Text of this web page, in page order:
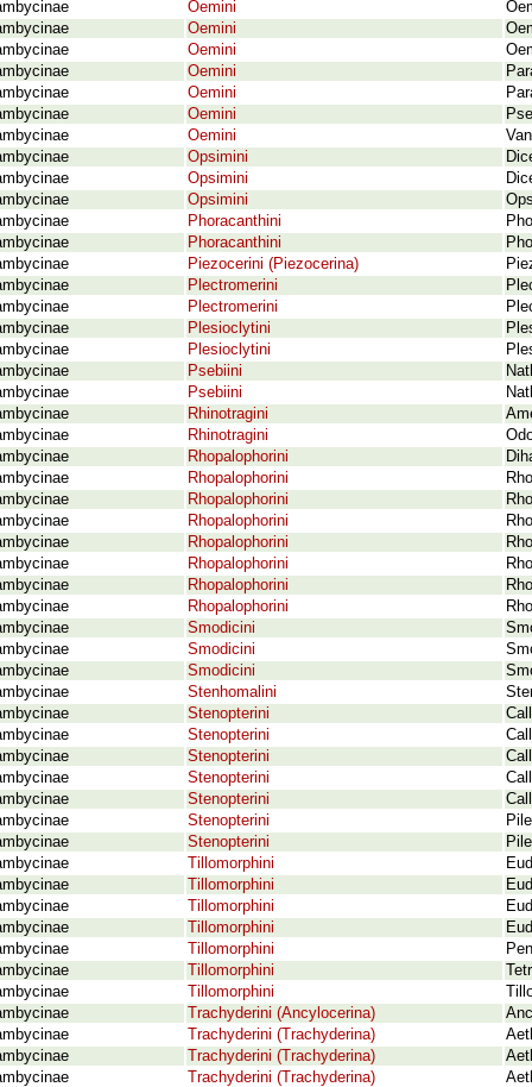
Oemini
Oemini
Oemini
Oemini
Oemini
Oemini
Oemini
Opsimini
Opsimini
Opsimini
Phoracanthini
Phoracanthini
Piezocerini (Piezocerina)
Plectromerini
Plectromerini
Plesioclytini
Plesioclytini
Psebiini
Psebiini
Rhinotragini
Rhinotragini
Rhopalophorini
Rhopalophorini
Rhopalophorini
Rhopalophorini
Rhopalophorini
Rhopalophorini
Rhopalophorini
Rhopalophorini
Smodicini
Smodicini
Smodicini
Stenhomalini
Stenopterini
Stenopterini
Stenopterini
Stenopterini
Stenopterini
Stenopterini
Stenopterini
Tillomorphini
Tillomorphini
Tillomorphini
Tillomorphini
Tillomorphini
Tillomorphini
Tillomorphini
Trachyderini (Ancylocerina)
Trachyderini (Trachyderina)
Trachyderini (Trachyderina)
Trachyderini (Trachyderina)